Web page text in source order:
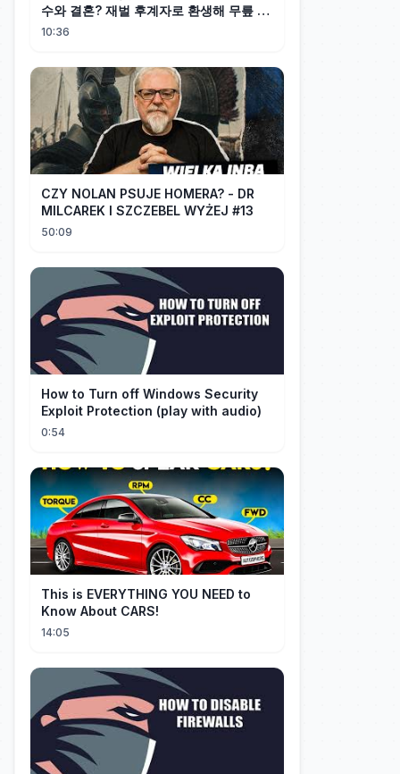
수와 결혼? 재벌 후계자로 환생해 무릎 꿇
은 그녀에게 뱉은 한마디. "더러운 손 치
10:36
CZY NOLAN PSUJE HOMERA? - DR
MILCAREK I SZCZEBEL WYŻEJ #13
50:09
How to Turn off Windows Security
Exploit Protection (play with audio)
0:54
This is EVERYTHING YOU NEED to
Know About CARS!
14:05